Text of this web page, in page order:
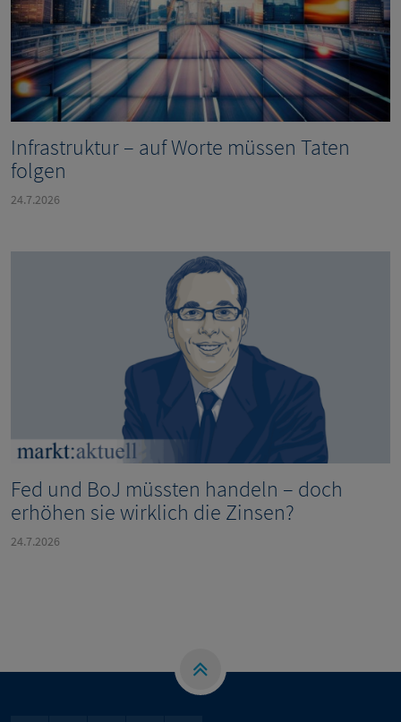
Infrastruktur – auf Worte müssen Taten
folgen
24.7.2026
Fed und BoJ müssten handeln – doch
erhöhen sie wirklich die Zinsen?
24.7.2026